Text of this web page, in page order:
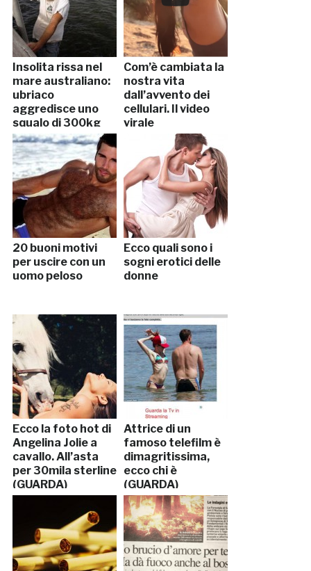
Insolita rissa nel
mare australiano:
ubriaco
aggredisce uno
squalo di 300kg
Com’è cambiata la
nostra vita
dall’avvento dei
cellulari. Il video
virale
20 buoni motivi
per uscire con un
uomo peloso
Ecco quali sono i
sogni erotici delle
donne
Ecco la foto hot di
Angelina Jolie a
cavallo. All’asta
per 30mila sterline
(GUARDA)
Attrice di un
famoso telefilm è
dimagritissima,
ecco chi è
(GUARDA)